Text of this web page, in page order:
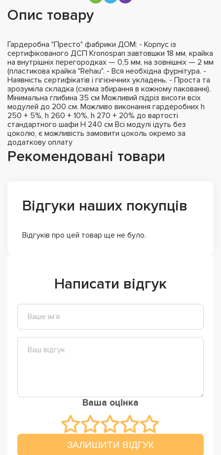
Опис товару
Гардеробна "Престо" фабрики ДОМ: - Корпус із
сертифікованого ДСП Kronospan завтовшки 18 мм, крайка
на внутрішніх перегородках — 0,5 мм, на зовнішніх — 2 мм
(пластикова крайка "Rehau". - Вся необхідна фурнітура. -
Наявність сертифікатів і гігієнічних укладень. - Проста та
зрозуміла складка (схема збирання в кожному пакованні).
Мінимальна глибина 35 см Можливий підріз висоти всіх
модулей до 200 см. Можливо виконання гардеробних h
250 + 5%, h 260 + 10%, h 270 + 20% до вартості
стандартного шафи H 240 см Всі модулі ідуть без
цоколю, є можливість замовити цоколь окремо за
додаткову оплату
Рекомендовані товари
Відгуки наших покупців
Відгуків про цей товар ще не було.
Написати відгук
Ваша оцінка
ЗАЛИШИТИ ВІДГУК